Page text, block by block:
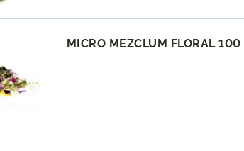
MICRO MEZCLUM FLORAL 100